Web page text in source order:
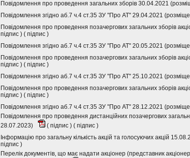
Повідомлення про проведення загальних зборів 30.04.2021
Повідомлення згідно аб.7 ч.4 ст.35 ЗУ "Про АТ" 29.04.2021
Повідомлення про проведення позачергових загальних зборів
підпис ) ( підпис )
Повідомлення згідно аб.7 ч.4 ст.35 ЗУ "Про АТ" 20.05.2021
Повідомлення про проведення позачергових загальних зборів
підпис ) ( підпис )
Повідомлення згідно аб.7 ч.4 ст.35 ЗУ "Про АТ" 25.10.2021
Повідомлення про проведення позачергових загальних зборів
підпис ) ( підпис )
Повідомлення згідно аб.7 ч.4 ст.35 ЗУ "Про АТ" 28.12.2021
Повідомлення про проведення дистанційних позачергових
28.07.2023)
( підпис ) ( підпис )
Інформацію про загальну кількість акцій та голосуючих акцій
підпис )
Перелік документів, що має надати акціонер (представник